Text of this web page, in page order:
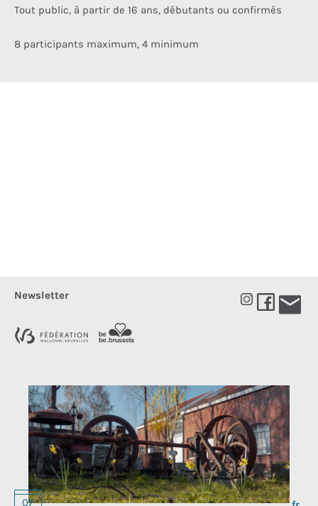
Tout public, à partir de 16 ans, débutants ou confirmés
8 participants maximum, 4 minimum
Newsletter
07